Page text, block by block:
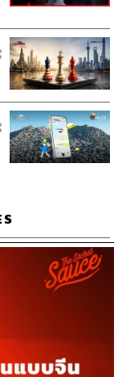
ธกิตติ์​ สุทธา
ริอนันต์
งค์การมหาชน)
QTFT
ทร์
งปณิธานนท์
ชัย อ่อนจันทร์